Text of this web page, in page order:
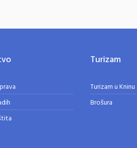
Turizam
Turizam u Kninu
Brošura